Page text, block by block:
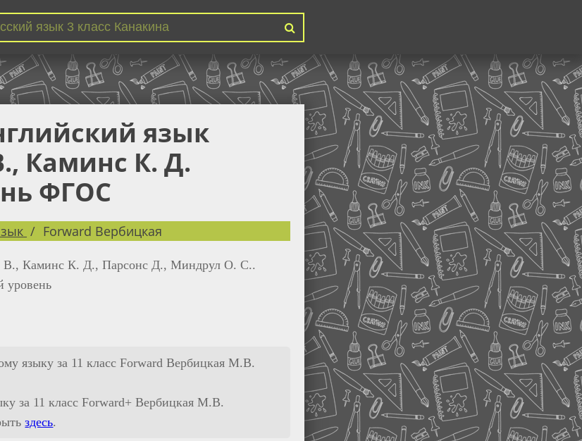
язык
Каминс К. Д.
ФГОС
Forward Вербицкая
В., Каминс К. Д., Парсонс Д., Миндрул О. С..
уровень
языку за 11 класс Forward Вербицкая М.В.
за 11 класс Forward+ Вербицкая М.В.
здесь.